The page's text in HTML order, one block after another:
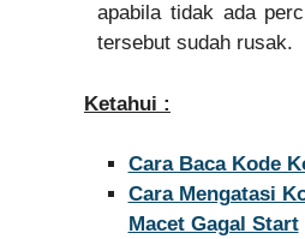
apabila tidak ada
tersebut sudah rusak.
Ketahui :
Cara Baca Kode
Cara Mengatasi
Macet Gagal Start